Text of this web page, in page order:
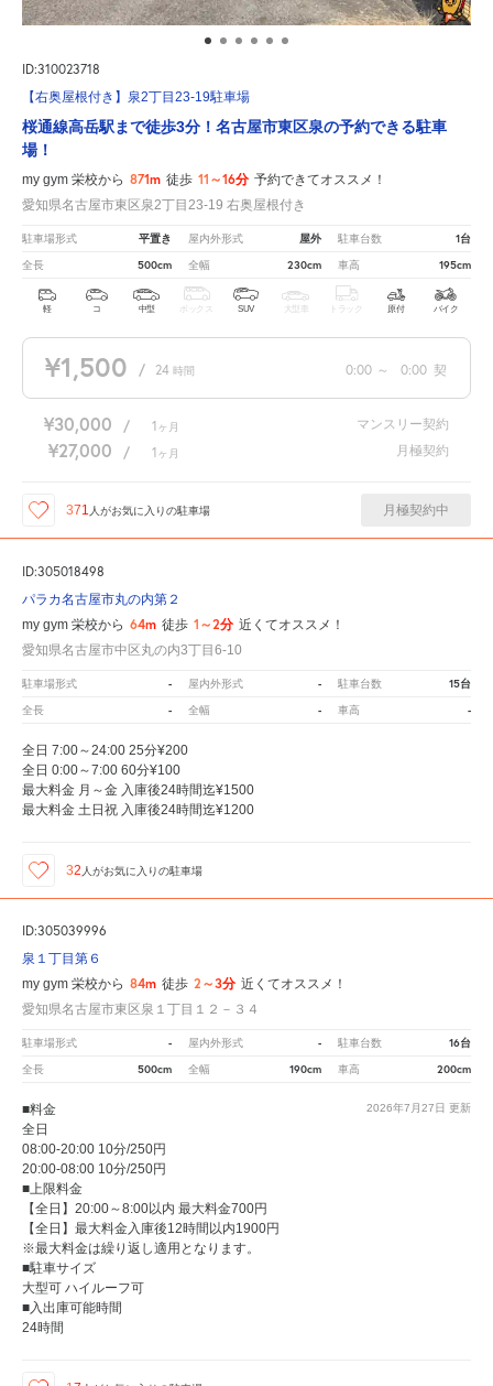
ID:310023718
【右奥屋根付き】泉2丁目23-19駐車場
桜通線高岳駅まで徒歩3分！名古屋市東区泉の予約できる駐車
場！
my gym 栄校から 871m 徒歩 11～16分 予約できてオススメ！
愛知県名古屋市東区泉2丁目23-19 右奥屋根付き
駐車場形式 平置き 屋内外形式 屋外 駐車台数 1台
全長 500cm 全幅 230cm 車高 195cm
軽 コ 中型 ボックス SUV 大型車 トラック 原付 バイク
¥1,500 / 24 時間 0:00 ～ 0:00 契
¥30,000 / 1 ヶ月 マンスリー契約
¥27,000 / 1 ヶ月 月極契約
371 人がお気に入りの駐車場 月極契約中
ID:305018498
パラカ名古屋市丸の内第２
my gym 栄校から 64m 徒歩 1～2分 近くてオススメ！
愛知県名古屋市中区丸の内3丁目6-10
駐車場形式 - 屋内外形式 - 駐車台数 15台
全長 - 全幅 - 車高 -
全日 7:00～24:00 25分¥200
全日 0:00～7:00 60分¥100
最大料金 月～金 入庫後24時間迄¥1500
最大料金 土日祝 入庫後24時間迄¥1200
32 人がお気に入りの駐車場
ID:305039996
泉１丁目第６
my gym 栄校から 84m 徒歩 2～3分 近くてオススメ！
愛知県名古屋市東区泉１丁目１２－３４
駐車場形式 - 屋内外形式 - 駐車台数 16台
全長 500cm 全幅 190cm 車高 200cm
2026年7月27日 更新
■料金
全日
08:00-20:00 10分/250円
20:00-08:00 10分/250円
■上限料金
【全日】20:00～8:00以内 最大料金700円
【全日】最大料金入庫後12時間以内1900円
※最大料金は繰り返し適用となります。
■駐車サイズ
大型可 ハイルーフ可
■入出庫可能時間
24時間